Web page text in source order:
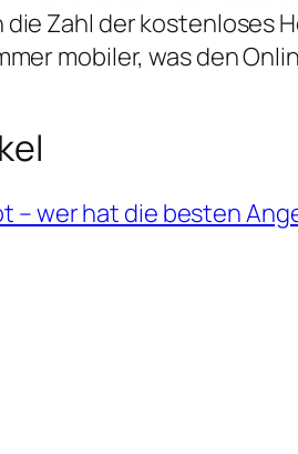
Zahl der kostenloses
mobiler, was den
– wer hat die besten